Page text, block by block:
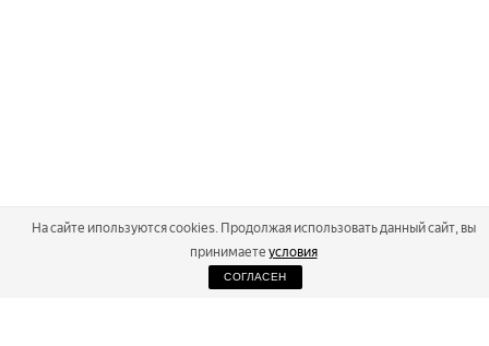
На сайте ипользуются cookies. Продолжая использовать данный сайт, вы
принимаете условия
СОГЛАСЕН